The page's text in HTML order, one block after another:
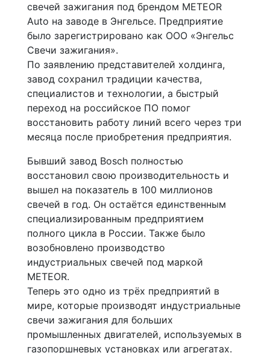
свечей зажигания под брендом METEOR
Auto на заводе в Энгельсе. Предприятие
было зарегистрировано как ООО «Энгельс
Свечи зажигания».
По заявлению представителей холдинга,
завод сохранил традиции качества,
специалистов и технологии, а быстрый
переход на российское ПО помог
восстановить работу линий всего через три
месяца после приобретения предприятия.
Бывший завод Bosch полностью
восстановил свою производительность и
вышел на показатель в 100 миллионов
свечей в год. Он остаётся единственным
специализированным предприятием
полного цикла в России. Также было
возобновлено производство
индустриальных свечей под маркой
METEOR.
Теперь это одно из трёх предприятий в
мире, которые производят индустриальные
свечи зажигания для больших
промышленных двигателей, используемых в
газопоршневых установках или агрегатах.